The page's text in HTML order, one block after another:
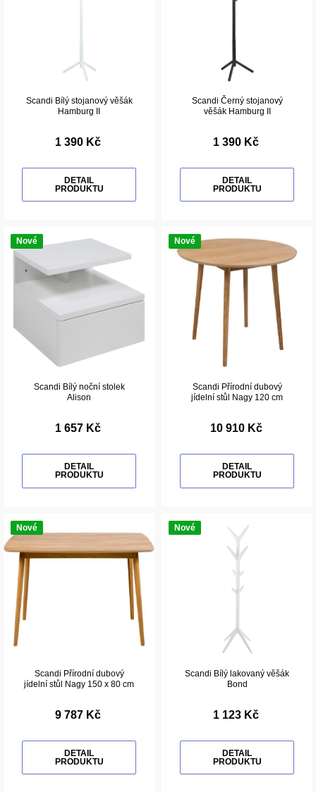
Scandi Bílý stojanový věšák
Hamburg II
1 390 Kč
DETAIL
PRODUKTU
Scandi Černý stojanový
věšák Hamburg II
1 390 Kč
DETAIL
PRODUKTU
Nové
Scandi Bílý noční stolek
Alison
1 657 Kč
DETAIL
PRODUKTU
Nové
Scandi Přírodní dubový
jídelní stůl Nagy 120 cm
10 910 Kč
DETAIL
PRODUKTU
Nové
Scandi Přírodní dubový
jídelní stůl Nagy 150 x 80 cm
9 787 Kč
DETAIL
PRODUKTU
Nové
Scandi Bílý lakovaný věšák
Bond
1 123 Kč
DETAIL
PRODUKTU